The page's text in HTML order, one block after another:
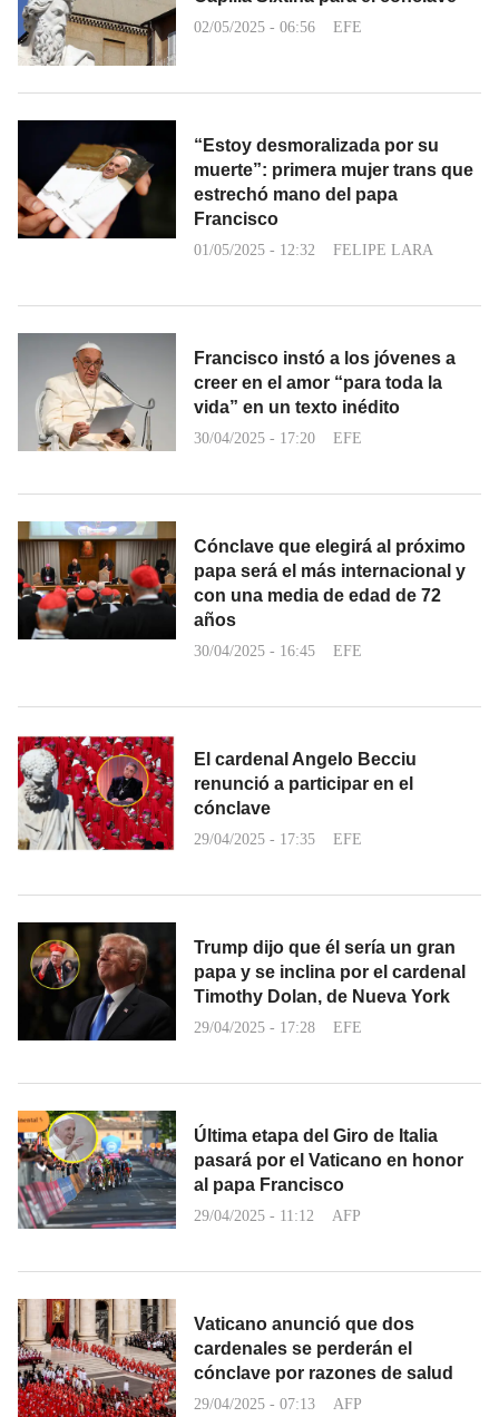
02/05/2025 - 06:56 EFE
“Estoy desmoralizada por su
muerte”: primera mujer trans que
estrechó mano del papa
Francisco
01/05/2025 - 12:32 FELIPE LARA
Francisco instó a los jóvenes a
creer en el amor “para toda la
vida” en un texto inédito
30/04/2025 - 17:20 EFE
Cónclave que elegirá al próximo
papa será el más internacional y
con una media de edad de 72
años
30/04/2025 - 16:45 EFE
El cardenal Angelo Becciu
renunció a participar en el
cónclave
29/04/2025 - 17:35 EFE
Trump dijo que él sería un gran
papa y se inclina por el cardenal
Timothy Dolan, de Nueva York
29/04/2025 - 17:28 EFE
Última etapa del Giro de Italia
pasará por el Vaticano en honor
al papa Francisco
29/04/2025 - 11:12 AFP
Vaticano anunció que dos
cardenales se perderán el
cónclave por razones de salud
29/04/2025 - 07:13 AFP